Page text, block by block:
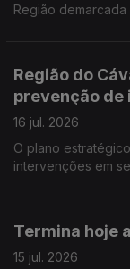
Região
Região do
prevenção de
16 jul. 2026
O plano
intervenções em
Termina hoje
15 jul. 2026